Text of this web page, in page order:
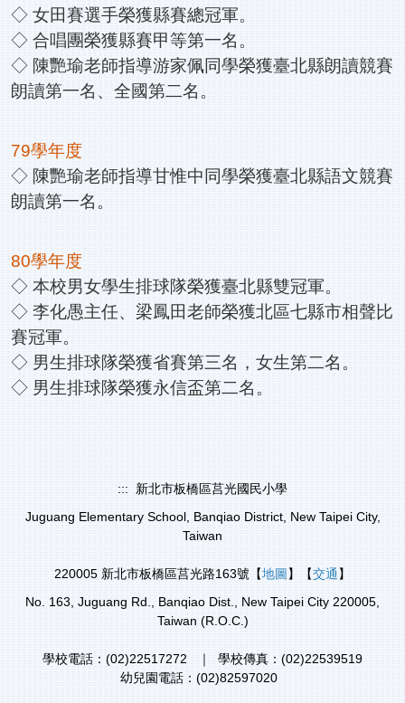
◇ 女田賽選手榮獲縣賽總冠軍。
◇ 合唱團榮獲縣賽甲等第一名。
◇ 陳艷瑜老師指導游家佩同學榮獲臺北縣朗讀競賽
朗讀第一名、全國第二名。
79學年度
◇ 陳艷瑜老師指導甘惟中同學榮獲臺北縣語文競賽
朗讀第一名。
80學年度
◇ 本校男女學生排球隊榮獲臺北縣雙冠軍。
◇ 李化愚主任、梁鳳田老師榮獲北區七縣市相聲比
賽冠軍。
◇ 男生排球隊榮獲省賽第三名，女生第二名。
◇ 男生排球隊榮獲永信盃第二名。
:::
新北市板橋區莒光國民小學
Juguang Elementary School, Banqiao District, New Taipei City,
Taiwan
220005 新北市板橋區莒光路163號【地圖 】 【交通 】
No. 163, Juguang Rd., Banqiao Dist., New Taipei City 220005,
Taiwan (R.O.C.)
學校電話：(02)22517272 ｜ 學校傳真：(02)22539519
幼兒園電話：(02)82597020